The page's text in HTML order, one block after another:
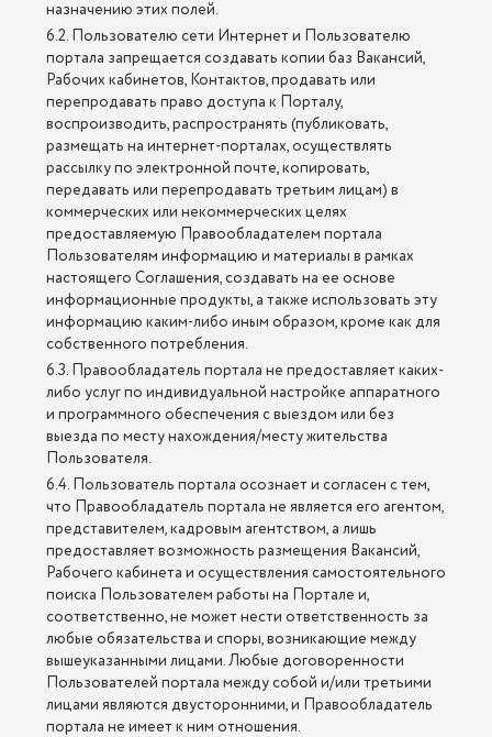
назначению этих полей.
6.2. Пользователю сети Интернет и Пользователю
портала запрещается создавать копии баз Вакансий,
Рабочих кабинетов, Контактов, продавать или
перепродавать право доступа к Порталу,
воспроизводить, распространять (публиковать,
размещать на интернет-порталах, осуществлять
рассылку по электронной почте, копировать,
передавать или перепродавать третьим лицам) в
коммерческих или некоммерческих целях
предоставляемую Правообладателем портала
Пользователям информацию и материалы в рамках
настоящего Соглашения, создавать на ее основе
информационные продукты, а также использовать эту
информацию каким-либо иным образом, кроме как для
собственного потребления.
6.3. Правообладатель портала не предоставляет каких-
либо услуг по индивидуальной настройке аппаратного
и программного обеспечения с выездом или без
выезда по месту нахождения/месту жительства
Пользователя.
6.4. Пользователь портала осознает и согласен с тем,
что Правообладатель портала не является его агентом,
представителем, кадровым агентством, а лишь
предоставляет возможность размещения Вакансий,
Рабочего кабинета и осуществления самостоятельного
поиска Пользователем работы на Портале и,
соответственно, не может нести ответственность за
любые обязательства и споры, возникающие между
вышеуказанными лицами. Любые договоренности
Пользователей портала между собой и/или третьими
лицами являются двусторонними, и Правообладатель
портала не имеет к ним отношения.